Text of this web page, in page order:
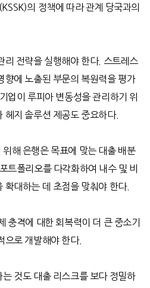
(KSSK)의 정책에 따라 관계 당국과의
리 전략을 실행해야 한다. 스트레스
향에 노출된 부문의 복원력을 평가
업이 루피아 변동성을 관리하기 위
헤지 솔루션 제공도 중요하다.
해 은행은 목표에 맞는 대출 배분
트폴리오를 다각화하여 내수 및 비
확대하는 데 초점을 맞춰야 한다.
충격에 대한 회복력이 더 큰 중소기
으로 개발해야 한다.
것도 대출 리스크를 보다 정밀하